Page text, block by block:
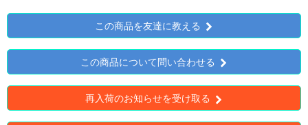
この商品を友達に教える
この商品について問い合わせる
再入荷のお知らせを受け取る